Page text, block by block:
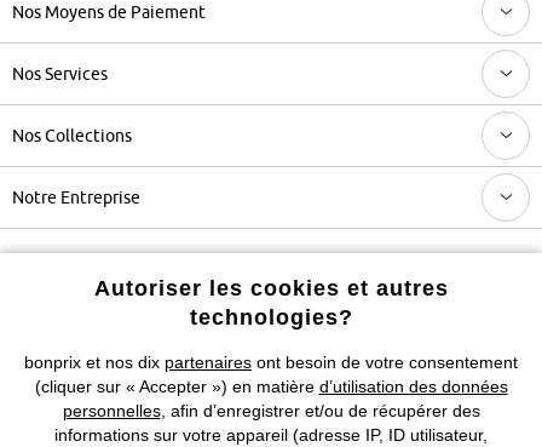
Nos Moyens de Paiement
Nos Services
Nos Collections
Notre Entreprise
Retrouvez bonprix sur
Prix indiqués TVA comprise avec en sus
CGV Données personnelles Paramètres des cookies
Autoriser les cookies et autres
technologies?
bonprix et nos dix partenaires ont besoin de votre consentement
(cliquer sur « Accepter ») en matière d’utilisation des données
personnelles, afin d’enregistrer et/ou de récupérer des
informations sur votre appareil (adresse IP, ID utilisateur,